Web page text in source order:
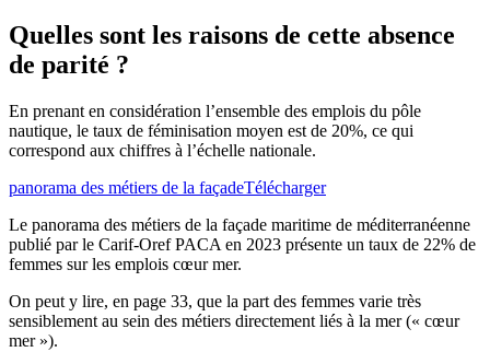
Quelles sont les raisons de cette absence
de parité ?
En prenant en considération l’ensemble des emplois du pôle
nautique, le taux de féminisation moyen est de 20%, ce qui
correspond aux chiffres à l’échelle nationale.
panorama des métiers de la façadeTélécharger
Le panorama des métiers de la façade maritime de méditerranéenne
publié par le Carif-Oref PACA en 2023 présente un taux de 22% de
femmes sur les emplois cœur mer.
On peut y lire, en page 33, que la part des femmes varie très
sensiblement au sein des métiers directement liés à la mer (« cœur
mer »).